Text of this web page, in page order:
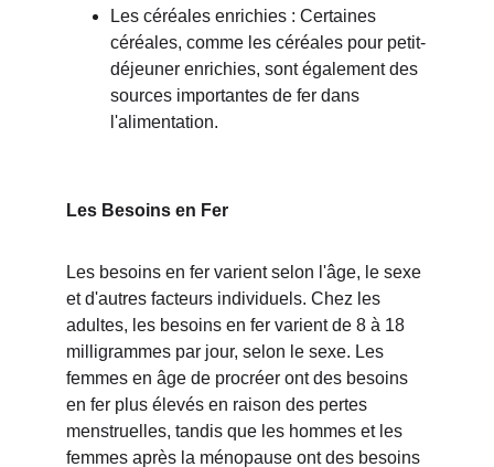
Les céréales enrichies : Certaines
céréales, comme les céréales pour petit-
déjeuner enrichies, sont également des
sources importantes de fer dans
l'alimentation.
Les Besoins en Fer
Les besoins en fer varient selon l'âge, le sexe
et d'autres facteurs individuels. Chez les
adultes, les besoins en fer varient de 8 à 18
milligrammes par jour, selon le sexe. Les
femmes en âge de procréer ont des besoins
en fer plus élevés en raison des pertes
menstruelles, tandis que les hommes et les
femmes après la ménopause ont des besoins